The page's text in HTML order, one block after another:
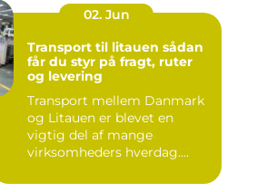
02. Jun
Transport til litauen sådan
får du styr på fragt, ruter
og levering
Transport mellem Danmark
og Litauen er blevet en
vigtig del af mange
virksomheders hverdag.